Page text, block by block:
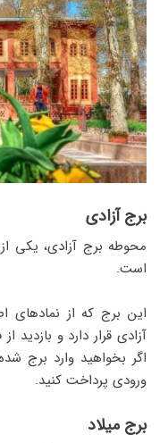
برج آزادی
محوطه برج آزادی، یکی
است.
این برج که از نمادهای
آزادی قرار دارد و بازدید
اگر بخواهید وارد برج
ورودی پرداخت کنید.
برج میلاد